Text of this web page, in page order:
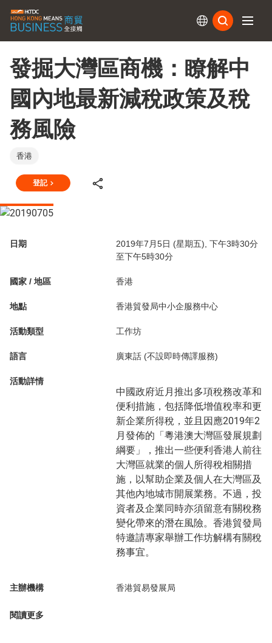
發掘大灣區商機：瞭解中
國內地最新減稅政策及稅
務風險
香港
登記
日期
2019年7月5日 (星期五), 下午3時30分
至下午5時30分
國家 / 地區 香港
地點 香港貿發局中小企服務中心
活動類型 工作坊
語言 廣東話 (不設即時傳譯服務)
活動詳情
中國政府近月推出多項稅務改革和
便利措施，包括降低增值稅率和更
新企業所得稅，並且因應2019年2
月發佈的「粵港澳大灣區發展規劃
綱要」，推出一些便利香港人前往
大灣區就業的個人所得稅相關措
施，以幫助企業及個人在大灣區及
其他內地城市開展業務。不過，投
資者及企業同時亦須留意有關稅務
變化帶來的潛在風險。香港貿發局
特邀請專家舉辦工作坊解構有關稅
務事宜。
主辦機構 香港貿易發展局
閱讀更多